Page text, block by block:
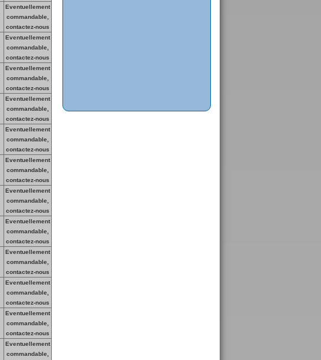
Eventuellement
commandable,
contactez-nous
Eventuellement
commandable,
contactez-nous
Eventuellement
commandable,
contactez-nous
Eventuellement
commandable,
contactez-nous
Eventuellement
commandable,
contactez-nous
Eventuellement
commandable,
contactez-nous
Eventuellement
commandable,
contactez-nous
Eventuellement
commandable,
contactez-nous
Eventuellement
commandable,
contactez-nous
Eventuellement
commandable,
contactez-nous
Eventuellement
commandable,
contactez-nous
Eventuellement
commandable,